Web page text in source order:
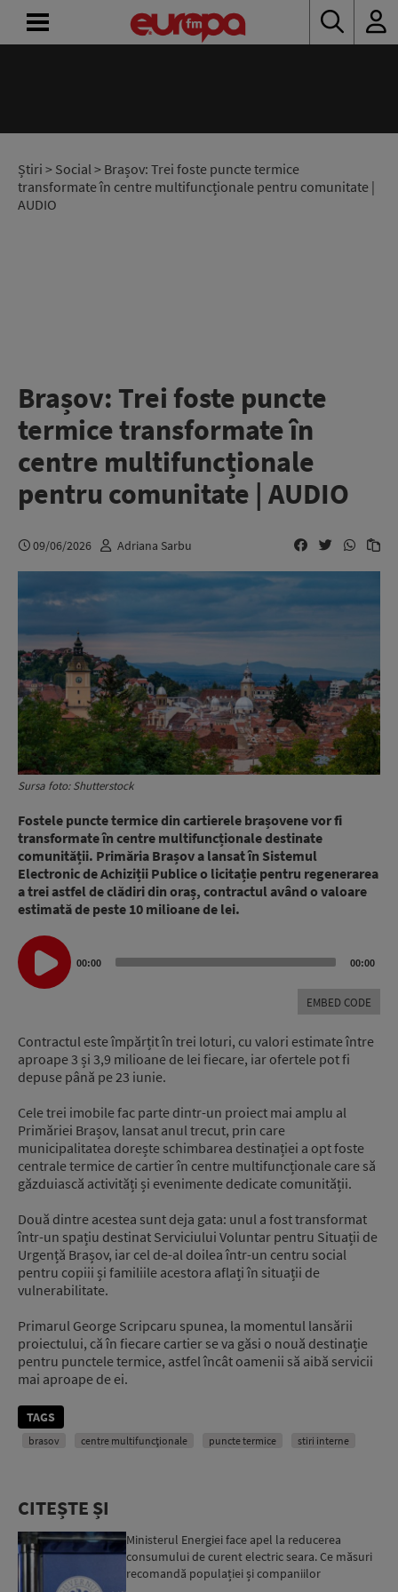
Știri > Social> Brașov: Trei foste puncte termice
transformate în centre multifuncționale pentru comunitate |
AUDIO
Brașov: Trei foste puncte
termice transformate în
centre multifuncționale
pentru comunitate | AUDIO
09/06/2026 Adriana Sarbu
Sursa foto: Shutterstock
Fostele puncte termice din cartierele brașovene vor fi
transformate în centre multifuncționale destinate
comunității. Primăria Brașov a lansat în Sistemul
Electronic de Achiziții Publice o licitație pentru regenerarea
a trei astfel de clădiri din oraș, contractul având o valoare
estimată de peste 10 milioane de lei.
Audio
Player
00:00 00:00
EMBED CODE
Contractul este împărțit în trei loturi, cu valori estimate între
aproape 3 și 3,9 milioane de lei fiecare, iar ofertele pot fi
depuse până pe 23 iunie.
Cele trei imobile fac parte dintr-un proiect mai amplu al
Primăriei Brașov, lansat anul trecut, prin care
municipalitatea dorește schimbarea destinației a opt foste
centrale termice de cartier în centre multifuncționale care să
găzduiască activități și evenimente dedicate comunității.
Două dintre acestea sunt deja gata: unul a fost transformat
într-un spațiu destinat Serviciului Voluntar pentru Situații de
Urgență Brașov, iar cel de-al doilea într-un centru social
pentru copiii și familiile acestora aflați în situații de
vulnerabilitate.
Primarul George Scripcaru spunea, la momentul lansării
proiectului, că în fiecare cartier se va găsi o nouă destinație
pentru punctele termice, astfel încât oamenii să aibă servicii
mai aproape de ei.
TAGS
brasov centre multifuncționale puncte termice stiri interne
CITEȘTE ȘI
Ministerul Energiei face apel la reducerea
consumului de curent electric seara. Ce măsuri
recomandă populației și companiilor
RADIO
CONCURSURI